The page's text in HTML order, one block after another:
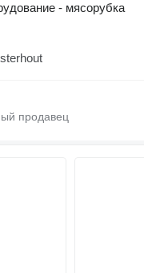
- мясорубка